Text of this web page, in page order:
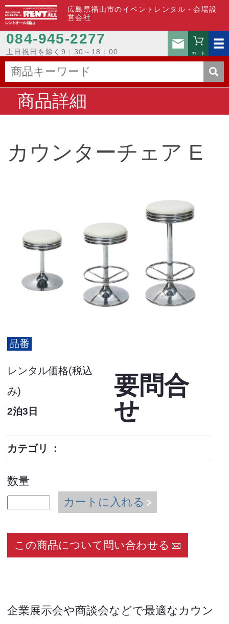
広島県福山市のイベントレンタル・会場設
営会社
084-945-2277
土日祝日を除く9：30～18：00
お問い
カート
商品詳細
カウンターチェア E
品番
レンタル価格(税込
み)
2泊3日
要問合
せ
カテゴリ
数量
カートに入れる
この商品について問い合わせる
企業展示会や商談会などで最適なカウン